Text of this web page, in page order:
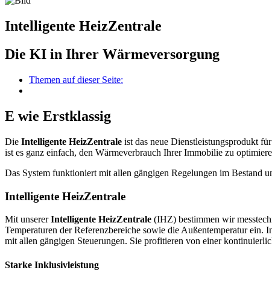
Intelligente HeizZentrale
Die KI in Ihrer Wärmeversorgung
Themen auf dieser Seite:
E wie Erstklassig
Die Intelligente HeizZentrale ist das neue Dienstleistungsprodukt
ist es ganz einfach, den Wärmeverbrauch Ihrer Immobilie zu
Das System funktioniert mit allen gängigen Regelungen im Bestand
Intelligente HeizZentrale
Mit unsererIntelligente HeizZentrale (IHZ) bestimmen wir
Temperaturen der Referenzbereiche sowie die Außentemperatur
mit allen gängigen Steuerungen. Sie profitieren von einer
Starke Inklusivleistung